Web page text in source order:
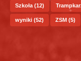
Szkoła (12)
wyniki (52) ZSM (5)